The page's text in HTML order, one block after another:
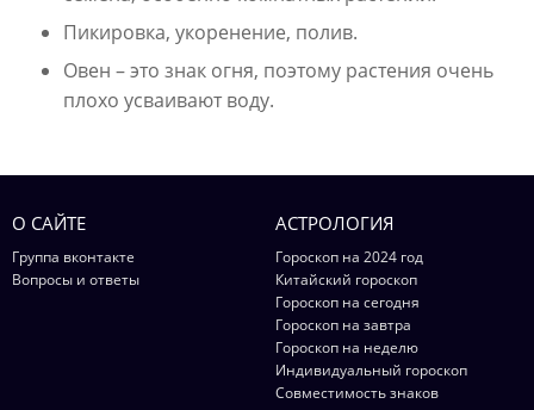
Пикировка, укоренение, полив.
Овен – это знак огня, поэтому растения очень
плохо усваивают воду.
О САЙТЕ
Группа вконтакте
Вопросы и ответы
АСТРОЛОГИЯ
Гороскоп на 2024 год
Китайский гороскоп
Гороскоп на сегодня
Гороскоп на завтра
Гороскоп на неделю
Индивидуальный гороскоп
Совместимость знаков